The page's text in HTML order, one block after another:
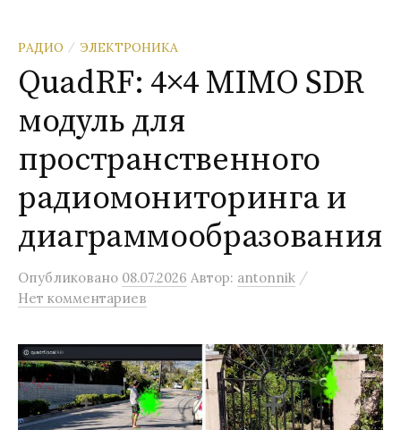
РАДИО / ЭЛЕКТРОНИКА
QuadRF: 4×4 MIMO SDR
модуль для
пространственного
радиомониторинга и
диаграммообразования
Опубликовано 08.07.2026 Автор: antonnik /
Нет комментариев